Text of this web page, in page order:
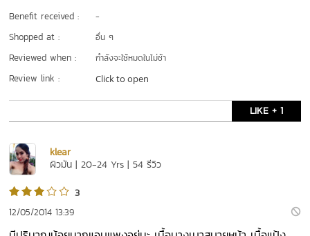
Benefit received : -
Shopped at : อื่น ๆ
Reviewed when : กำลังจะใช้หมดในไม่ช้า
Review link : Click to open
LIKE + 1
klear
ผิวมัน | 20-24 Yrs | 54 รีวิว
3
12/05/2014 13:39